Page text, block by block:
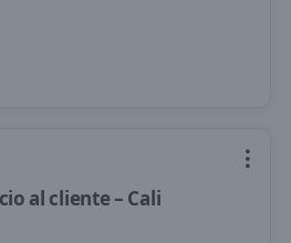
al cliente – Cali